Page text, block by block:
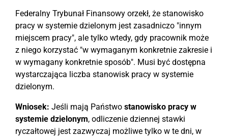
Federalny Trybunał Finansowy orzekł, że stanowisko
pracy w systemie dzielonym jest zasadniczo "innym
miejscem pracy", ale tylko wtedy, gdy pracownik może
z niego korzystać "w wymaganym konkretnie zakresie i
w wymagany konkretnie sposób". Musi być dostępna
wystarczająca liczba stanowisk pracy w systemie
dzielonym.
Wniosek: Jeśli mają Państwo stanowisko pracy w
systemie dzielonym, odliczenie dziennej stawki
ryczałtowej jest zazwyczaj możliwe tylko w te dni, w